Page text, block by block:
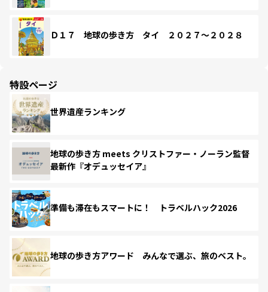
Ｄ１７ 地球の歩き方 タイ ２０２７～２０２８
特設ページ
世界遺産ランキング
地球の歩き方 meets クリストファー・ノーラン監督
最新作『オデュッセイア』
準備も滞在もスマートに！ トラベルハック2026
地球の歩き方アワード みんなで選ぶ、旅のベスト。